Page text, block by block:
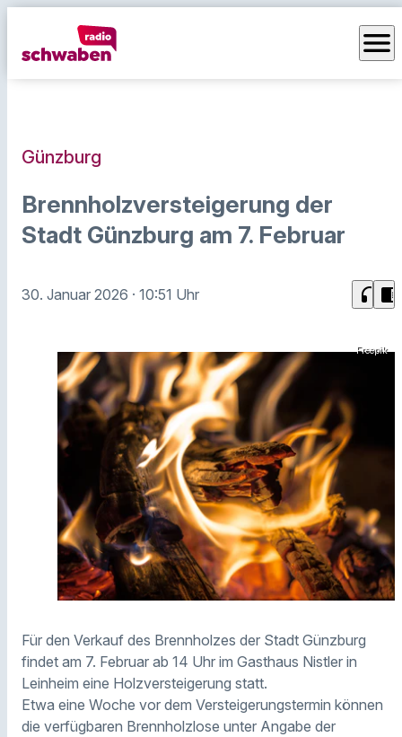
menu
Günzburg
Brennholzversteigerung der
Stadt Günzburg am 7. Februar
30. Januar 2026 · 10:51 Uhr headphones chrome_reader_mode
Freepik
Für den Verkauf des Brennholzes der Stadt Günzburg
findet am 7. Februar ab 14 Uhr im Gasthaus Nistler in
Leinheim eine Holzversteigerung statt.
Etwa eine Woche vor dem Versteigerungstermin können
die verfügbaren Brennholzlose unter Angabe der